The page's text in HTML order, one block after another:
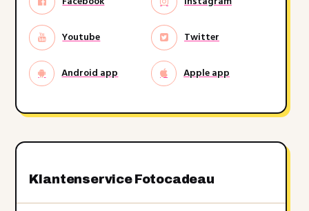
Youtube Twitter
Android app Apple app
Klantenservice Fotocadeau